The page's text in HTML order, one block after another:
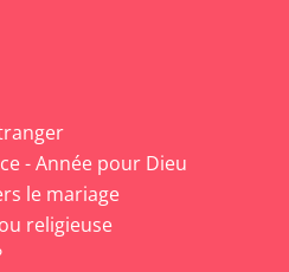
- Année pour Dieu
le mariage
religieuse